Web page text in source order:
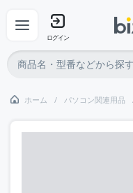
ログイン
ホーム パソコン関連用品